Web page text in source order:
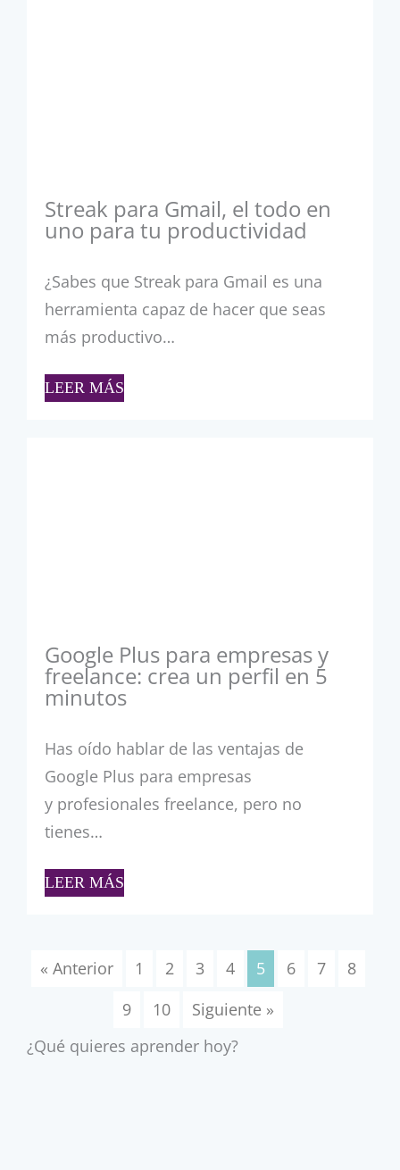
Streak para Gmail, el todo en
uno para tu productividad
¿Sabes que Streak para Gmail es una
herramienta capaz de hacer que seas
más productivo…
LEER MÁS
Google Plus para empresas y
freelance: crea un perfil en 5
minutos
Has oído hablar de las ventajas de
Google Plus para empresas
y profesionales freelance, pero no
tienes…
LEER MÁS
« Anterior 1 2 3 4 5 6 7
8
9
10
Siguiente »
¿Qué quieres aprender hoy?